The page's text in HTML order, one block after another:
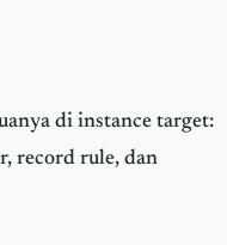
di instance target:
record rule, dan